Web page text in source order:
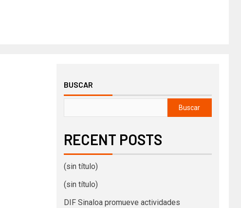
BUSCAR
Buscar
RECENT POSTS
(sin título)
(sin título)
DIF Sinaloa promueve actividades